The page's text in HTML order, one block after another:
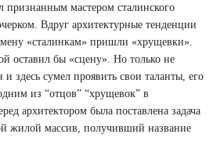
мастером сталинского
Вдруг архитектурные тенденции
«сталинкам» пришли «хрущевки».
оставил бы «сцену». Но только не
здесь сумел проявить свои таланты, его
из “отцов” “хрущевок” в
архитектором была поставлена ​​задача
жилой массив, получивший название